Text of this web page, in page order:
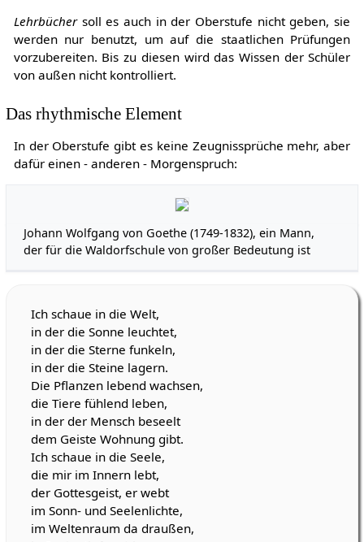
Lehrbüchersoll es auch in der Oberstufe nicht geben, sie
werden nur benutzt, um auf die staatlichen Prüfungen
vorzubereiten. Bis zu diesen wird das Wissen der Schüler
von außen nicht kontrolliert.
Das rhythmische Element
In der Oberstufe gibt es keine Zeugnissprüche mehr, aber
dafür einen - anderen - Morgenspruch:
Johann Wolfgang von Goethe (1749-1832), ein Mann,
der für die Waldorfschule von großer Bedeutung ist
Ich schaue in die Welt,
in der die Sonne leuchtet,
in der die Sterne funkeln,
in der die Steine lagern.
Die Pflanzen lebend wachsen,
die Tiere fühlend leben,
in der der Mensch beseelt
dem Geiste Wohnung gibt.
Ich schaue in die Seele,
die mir im Innern lebt,
der Gottesgeist, er webt
im Sonn- und Seelenlichte,
im Weltenraum da draußen,